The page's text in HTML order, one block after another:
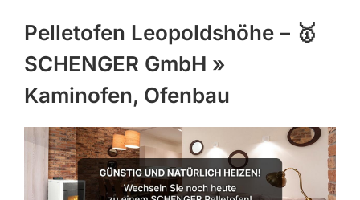
UNTERNEHMEN
PROFIL
WARENKORB
PRODUCTS
SEARCH
Pelletofen Leopoldshöhe – 🥇
SCHENGER GmbH »
Kaminofen, Ofenbau